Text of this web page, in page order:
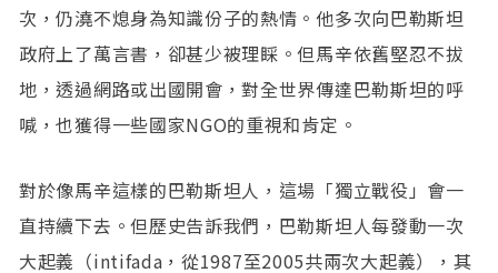
次，仍澆不熄身為知識份子的熱情。他多次向巴勒斯坦
政府上了萬言書，卻甚少被理睬。但馬辛依舊堅忍不拔
地，透過網路或出國開會，對全世界傳達巴勒斯坦的呼
喊，也獲得一些國家NGO的重視和肯定。
對於像馬辛這樣的巴勒斯坦人，這場「獨立戰役」會一
直持續下去。但歷史告訴我們，巴勒斯坦人每發動一次
大起義（intifada，從1987至2005共兩次大起義），其